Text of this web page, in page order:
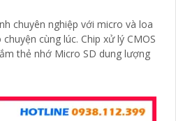
chuyên nghiệp với micro và loa
lúc. Chip xử lý CMOS
thẻ nhớ Micro SD dung lượng